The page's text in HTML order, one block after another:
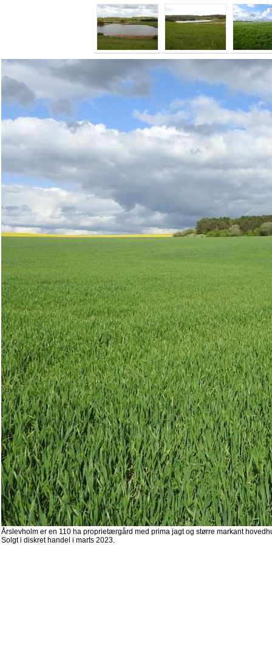
Årslevholm er en 110 ha proprietærgård med prima jagt og større markant
Solgt i diskret handel i marts 2023.